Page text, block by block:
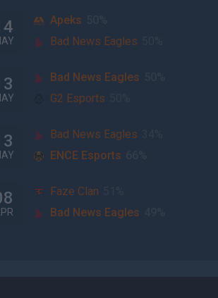
Apeks
Bad News Eagles
Bad News Eagles
G2 Esports
Bad News Eagles
ENCE Esports
Faze Clan
Bad News Eagles